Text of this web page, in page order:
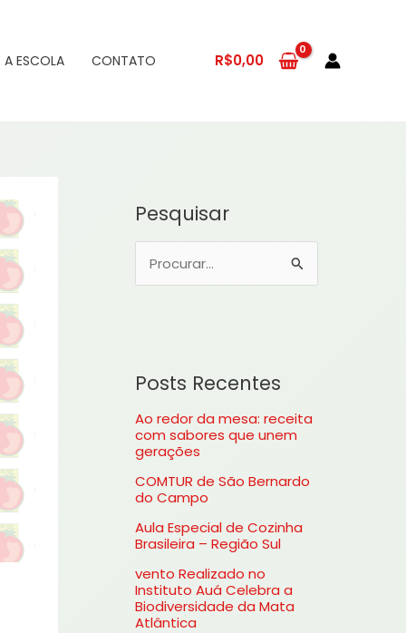
A ESCOLA CONTATO R$0,00
Pesquisar
u
s
a
r
o
:
Posts Recentes
Ao redor da mesa: receita
com sabores que unem
gerações
COMTUR de São Bernardo
do Campo
Aula Especial de Cozinha
Brasileira – Região Sul
vento Realizado no
Instituto Auá Celebra a
Biodiversidade da Mata
Atlântica